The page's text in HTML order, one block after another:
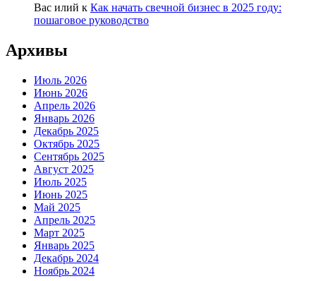
Вас илий к Как начать свечной бизнес в 2025 году:
пошаговое руководство
Архивы
Июль 2026
Июнь 2026
Апрель 2026
Январь 2026
Декабрь 2025
Октябрь 2025
Сентябрь 2025
Август 2025
Июль 2025
Июнь 2025
Май 2025
Апрель 2025
Март 2025
Январь 2025
Декабрь 2024
Ноябрь 2024